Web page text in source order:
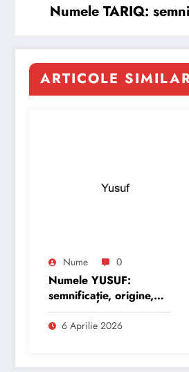
Numele TARIQ:
ARTICOLE
Nume 0
Numele YUSUF:
semnificație, origine,
trăsături și
personalitate
6 Aprilie 2026